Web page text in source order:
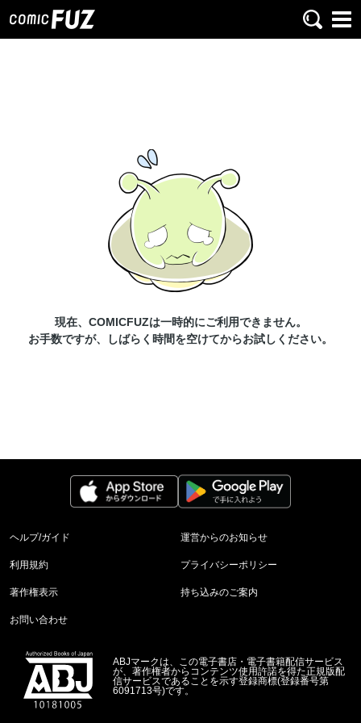
現在、COMICFUZは一時的にご利用できません。
お手数ですが、しばらく時間を空けてからお試しください。
ヘルプ/ガイド 運営からのお知らせ
利用規約 プライバシーポリシー
著作権表示 持ち込みのご案内
お問い合わせ
ABJマークは、この電子書店・電子書籍配信サービス
が、著作権者からコンテンツ使用許諾を得た正規版配
信サービスであることを示す登録商標(登録番号第
6091713号)です。